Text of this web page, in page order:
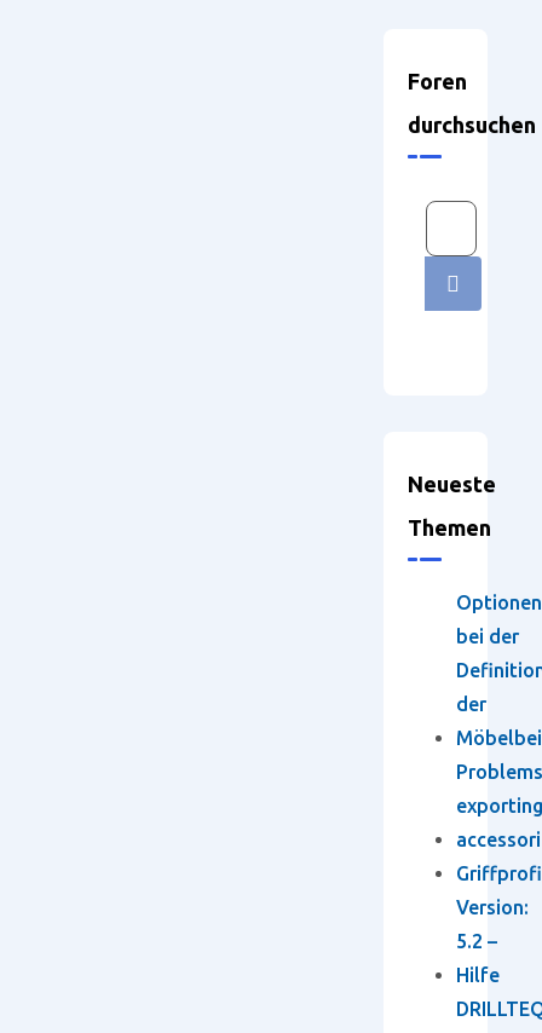
Foren
durchsuchen
Neueste
Themen
Optionen
bei der
der
Problems
exporting
Version:
5.2 –
Hilfe